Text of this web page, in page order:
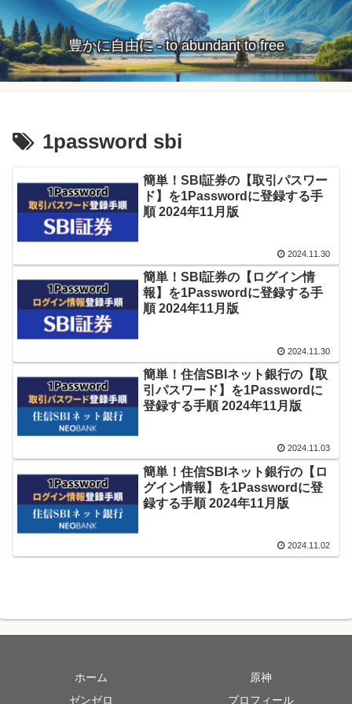
豊かに自由に - to abundant to free
1password sbi
簡単！SBI証券の【取引パスワー
ド】を1Passwordに登録する手
順 2024年11月版
2024.11.30
簡単！SBI証券の【ログイン情
報】を1Passwordに登録する手
順 2024年11月版
2024.11.30
簡単！住信SBIネット銀行の【取
引パスワード】を1Passwordに
登録する手順 2024年11月版
2024.11.03
簡単！住信SBIネット銀行の【ロ
グイン情報】を1Passwordに登
録する手順 2024年11月版
2024.11.02
ホーム
原神
ゼンゼロ
プロフィール